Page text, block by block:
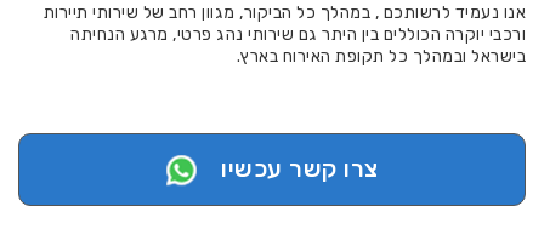
אנו נעמיד לרשותכם , במהלך כל הביקור, מגוון רחב של שירותי תיירות
ורכבי יוקרה הכוללים בין היתר גם שירותי נהג פרטי, מרגע הנחיתה
בישראל ובמהלך כל תקופת האירוח בארץ.
צרו קשר עכשיו